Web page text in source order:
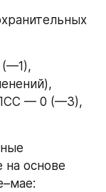
(—1),
— 0 (—3),
основе